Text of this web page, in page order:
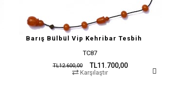
Barış Bülbül Vip Kehribar Tesbih
TC87
TL11.700,00
TL12.600,00
Karşılaştır